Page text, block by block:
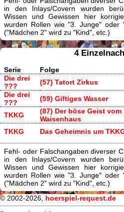
in den Inlays/Covern wurden
Wissen und Gewissen hier
wurden Rollen wie "3. Junge" oder
("Mädchen 2" wird zu "Kind", etc.)
4
Serie Folge
Die drei
???
(57) Tatort Zirkus
Die drei
???
(59) Giftiges Wasser
TKKG
(87) Der böse Geist vom
Waisenhaus
TKKG Das Geheimnis um
Fehl- oder Falschangaben diverser
in den Inlays/Covern wurden
Wissen und Gewissen hier
wurden Rollen wie "3. Junge" oder
("Mädchen 2" wird zu "Kind", etc.)
© 2002-2026, hoerspiel-request.de